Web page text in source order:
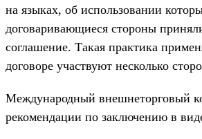
на языках, об использовании
договаривающиеся стороны
соглашение. Такая практика
договоре участвуют несколько
Международный внешнеторговый
рекомендации по заключению в